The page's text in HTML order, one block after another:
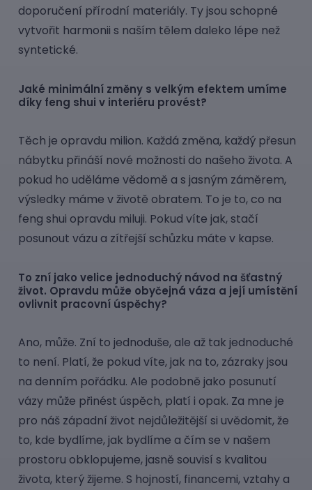
doporučení přírodní materiály. Ty jsou schopné
vytvořit harmonii s naším tělem daleko lépe než
syntetické.
Jaké minimální změny s velkým efektem umíme
díky feng shui v interiéru provést?
Těch je opravdu milion. Každá změna, každý přesun
nábytku přináší nové možnosti do našeho života. A
pokud ho uděláme vědomě a s jasným záměrem,
výsledky máme v životě obratem. To je to, co na
feng shui opravdu miluji. Pokud víte jak, stačí
posunout vázu a zítřejší schůzku máte v kapse.
To zní jako velice jednoduchý návod na šťastný
život. Opravdu může obyčejná váza a její umístění
ovlivnit pracovní úspěchy?
Ano, může. Zní to jednoduše, ale až tak jednoduché
to není. Platí, že pokud víte, jak na to, zázraky jsou
na denním pořádku. Ale podobně jako posunutí
vázy může přinést úspěch, platí i opak. Za mne je
pro náš západní život nejdůležitější si uvědomit, že
to, kde bydlíme, jak bydlíme a čím se v našem
prostoru obklopujeme, jasně souvisí s kvalitou
života, který žijeme. S hojností, financemi, vztahy a